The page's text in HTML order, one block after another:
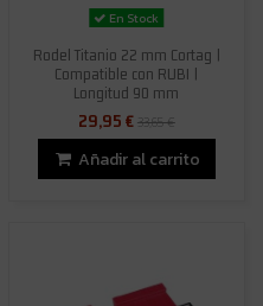
En Stock
Rodel Titanio 22 mm Cortag |
Compatible con RUBI |
Longitud 90 mm
29,95 €33,65 €
Añadir al carrito